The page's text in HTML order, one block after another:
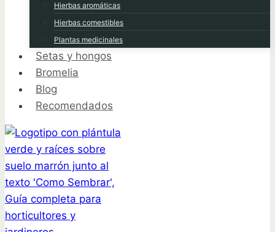
Hierbas aromáticas
Hierbas comestibles
Plantas medicinales
Setas y hongos
Bromelia
Blog
Recomendados